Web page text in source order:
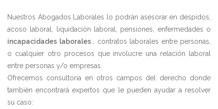
Nuestros Abogados Laborales lo podrán asesorar en despidos,
acoso laboral, liquidación laboral, pensiones, enfermedades o
incapacidades laborales
, contratos laborales entre personas,
o cualquier otro procesos que involucre una relación laboral
entre personas y/o empresas.
Ofrecemos consultoría en otros campos del derecho donde
también encontrará expertos que le pueden ayudar a resolver
su caso: